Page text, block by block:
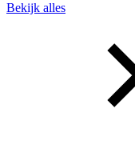
Bekijk alles